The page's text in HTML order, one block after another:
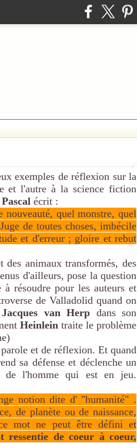
exemples de réflexion sur la
et l'autre à la science fiction
Pascal écrit :
nouveauté, quel monstre, quel
de toutes choses, imbécile
et d'erreur ; gloire et rebut
des animaux transformés, des
d'ailleurs, pose la question
résoudre pour les auteurs et
de Valladolid quand on
Jacques van Herp dans son
Heinleintraite le problème
et de réflexion. Et quand
sa défense et déclenche un
de l'homme qui est en jeu.
notion dite d' "humanité" .
de planète ou de naissance,
mot ne peut être défini et
ressentie de coeur à coeur,